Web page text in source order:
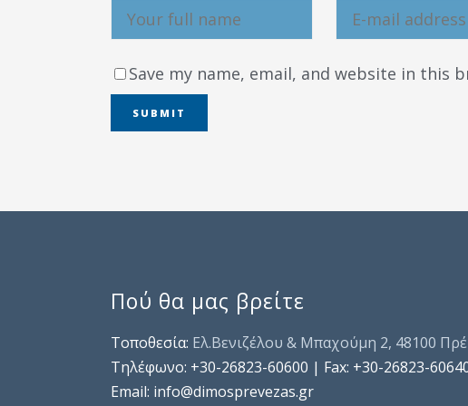
Save my name, email, and website in this
Πού θα μας βρείτε
Τοποθεσία: Ελ.Βενιζέλου & Μπαχούμη 2, 48100
Τηλέφωνo: +30-26823-60600 | Fax: +30-26823-
Email: info@dimosprevezas.gr